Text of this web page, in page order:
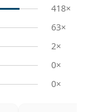
418×
63×
2×
0×
0×